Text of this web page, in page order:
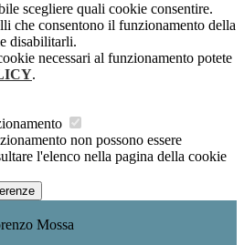
scegliere quali cookie consentire.
che consentono il funzionamento della
disabilitarli.
necessari al funzionamento potete
.
non possono essere
l'elenco nella pagina della cookie
Mossa